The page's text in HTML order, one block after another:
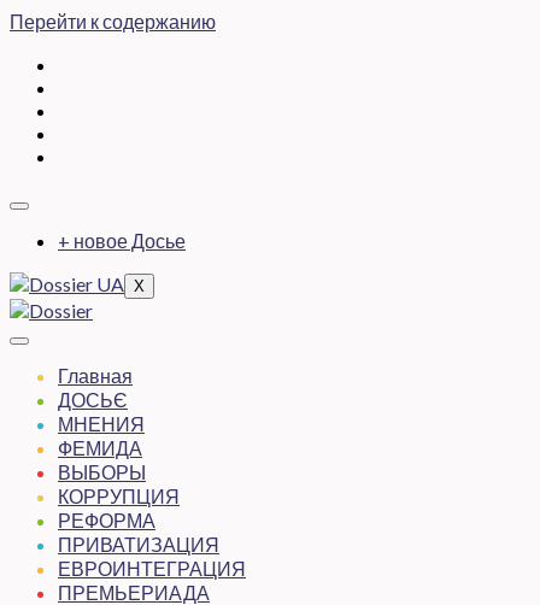
Перейти к содержанию
+ новое Досье
X
Главная
ДОСЬЄ
МНЕНИЯ
ФЕМИДА
ВЫБОРЫ
КОРРУПЦИЯ
РЕФОРМА
ПРИВАТИЗАЦИЯ
ЕВРОИНТЕГРАЦИЯ
ПРЕМЬЕРИАДА